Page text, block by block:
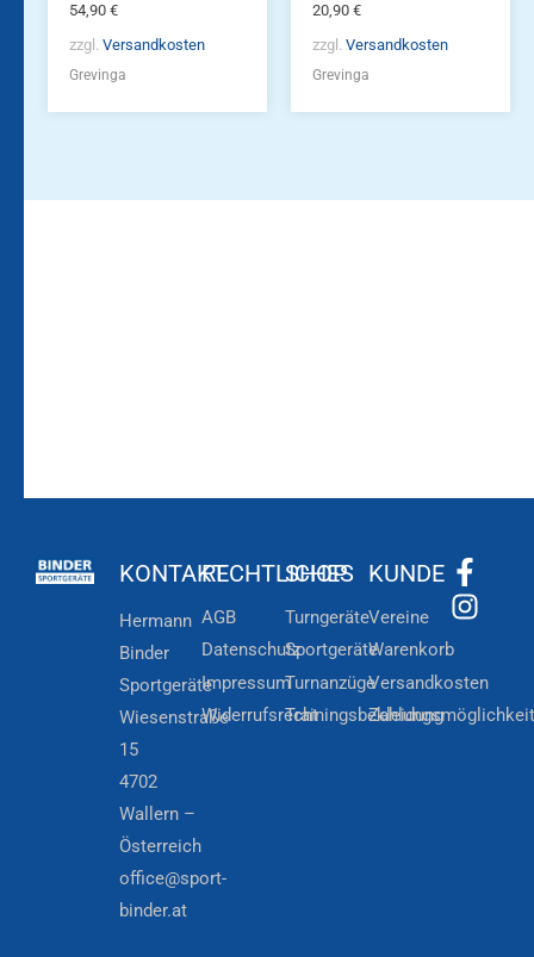
54,90 €
zzgl. Versandkosten
Grevinga
20,90 €
zzgl. Versandkosten
Grevinga
KONTAKT
Hermann
Binder
Sportgeräte
Wiesenstraße
15
4702
Wallern –
Österreich
office@sport-
binder.at
RECHTLICHES
AGB
Datenschutz
Impressum
Widerrufsrecht
SHOP
Turngeräte
Sportgeräte
Turnanzüge
Trainingsbekleidung
KUNDE
Vereine
Warenkorb
Versandkosten